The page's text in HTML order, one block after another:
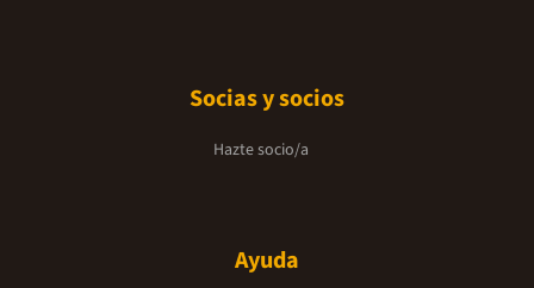
Socias y socios
Hazte socio/a
Ayuda